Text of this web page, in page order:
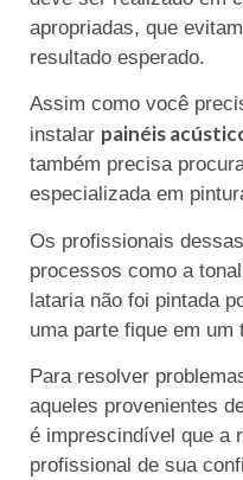
apropriadas, que
resultado esperado.
Assim como você
instalar painéis
também precisa
especializada em
Os profissionais
processos como a
lataria não foi pintada
uma parte fique em um
Para resolver
aqueles provenientes
é imprescindível que a
profissional de sua